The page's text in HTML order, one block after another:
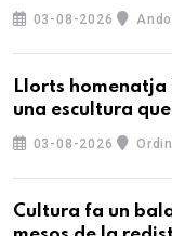
03-08-2026
Llorts homenatja
una escultura
03-08-2026
Cultura fa un